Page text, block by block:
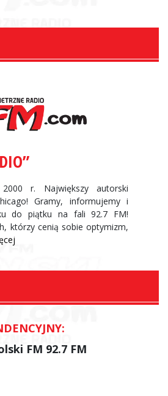
r. Największy autorski
Gramy, informujemy i
do piątku na fali 92.7 FM!
którzy cenią sobie optymizm,
FM 92.7 FM